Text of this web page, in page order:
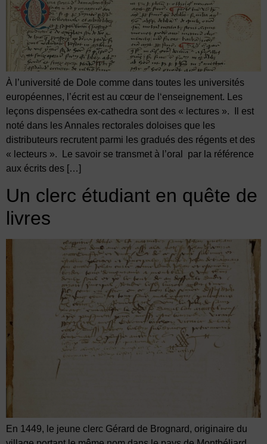
À l’université de Dole comme dans toutes les universités
européennes, l’écrit est au cœur de l‘enseignement. Les
leçons dispensées ex-cathedra sont des « lectures ». Il est
noté dans les Annales rectorales doloises que les
distributeurs recrutent parmi les gradués des régents et des
« lecteurs ». Le savoir se transmet à l’oral par la référence
aux écrits des […]
Un clerc étudiant en quête de
livres
En 1449, le jeune clerc Gérard de Brognard, originaire du